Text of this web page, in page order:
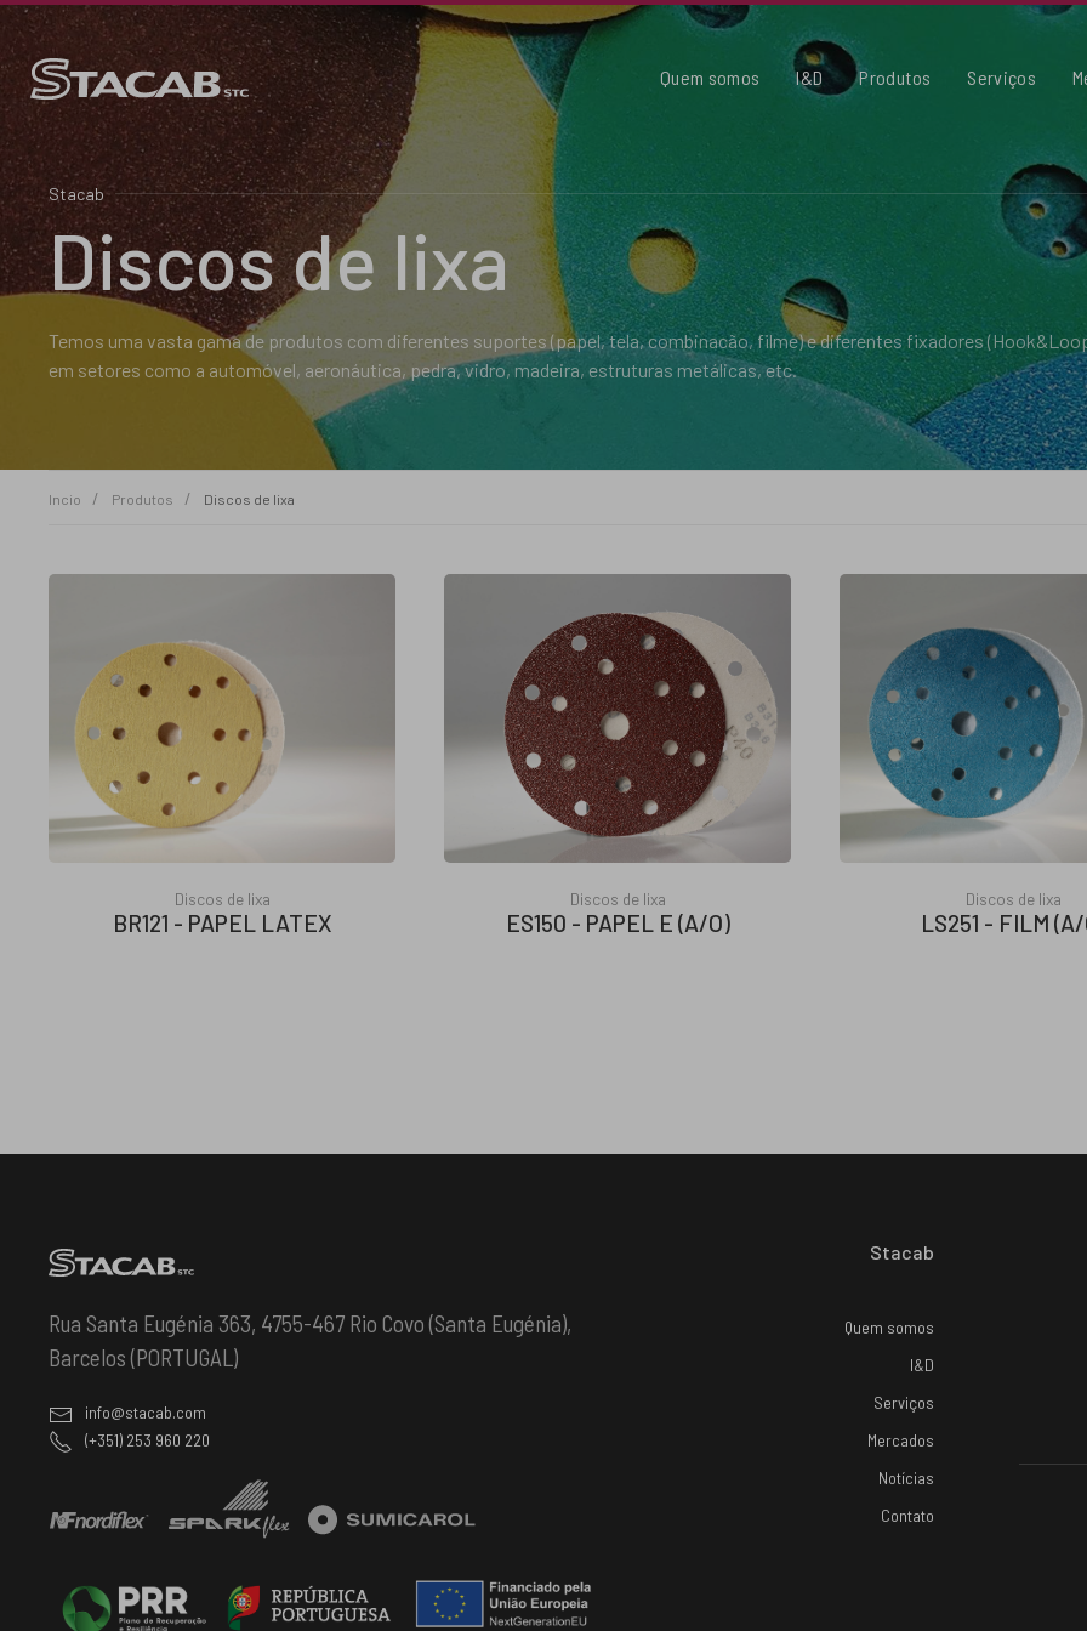
Quem somos I&D Produtos Serviços
Stacab
Discos de lixa
Temos uma vasta gama de produtos com diferentes suportes (papel, tela, combinacão, filme) e diferentes fixadores
em setores como a automóvel, aeronáutica, pedra, vidro, madeira, estruturas metálicas, etc.
Incio Produtos Discos de lixa
Discos de lixa
BR121 - PAPEL LATEX
Discos de lixa
ES150 - PAPEL E (A/O)
Discos de lixa
LS251 - FILM
Rua Santa Eugénia 363, 4755-467 Rio Covo (Santa Eugénia),
Barcelos (PORTUGAL)
info@stacab.com
(+351) 253 960 220
Stacab
Quem somos
I&D
Serviços
Mercados
Notícias
Contato